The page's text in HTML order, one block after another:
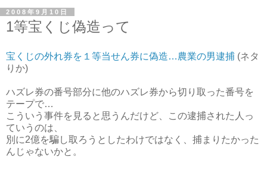
2008年9月10日
1等宝くじ偽造って
宝くじの外れ券を１等当せん券に偽造…農業の男逮捕 (ネタ
りか)
ハズレ券の番号部分に他のハズレ券から切り取った番号を
テープで…
こういう事件を見ると思うんだけど、この逮捕された人っ
ていうのは、
別に2億を騙し取ろうとしたわけではなく、捕まりたかった
んじゃないかと。